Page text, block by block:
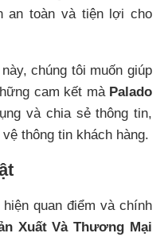
an toàn và tiện lợi cho
này, chúng tôi muốn giúp
cam kết mà Palado
và chia sẻ thông tin,
thông tin khách hàng.
quan điểm và chính
Xuất Và Thương Mại